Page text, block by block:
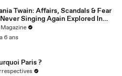
Twain: Affairs, Scandals & Fear
Singing Again Explored In
Doc: Watch
6 ans
Paris ?